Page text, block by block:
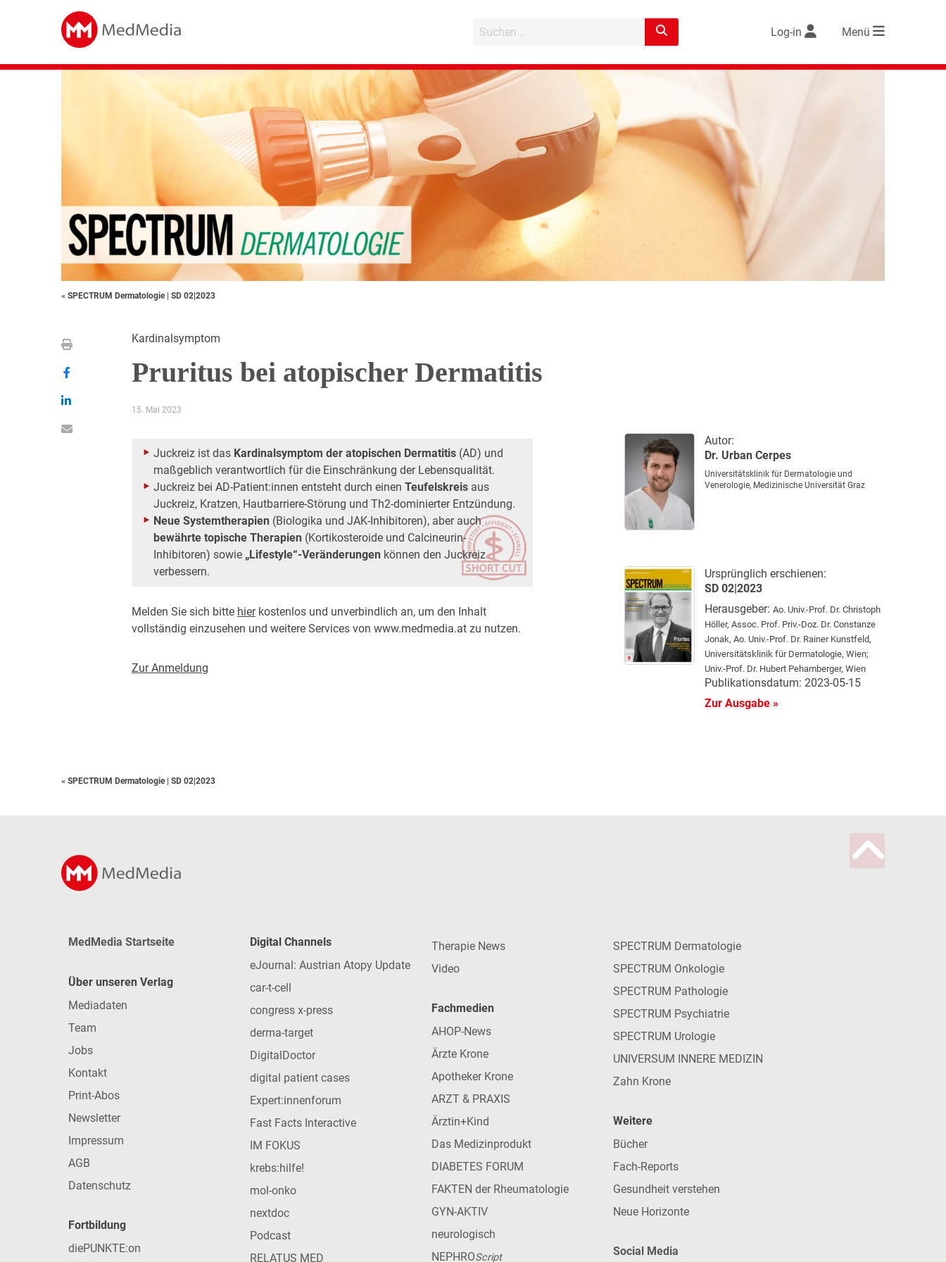
Log-in Menü
« SPECTRUM Dermatologie | SD 02|2023
Kardinalsymptom
Pruritus bei atopischer Dermatitis
15. Mai 2023
Juckreiz ist das Kardinalsymptom der atopischen Dermatitis(AD) und
maßgeblich verantwortlich für die Einschränkung der Lebensqualität.
Juckreiz bei AD-Patient:innen entsteht durch einen Teufelskreisaus
Juckreiz, Kratzen, Hautbarriere-Störung und Th2-dominierter Entzündung.
Neue Systemtherapien (Biologika und JAK-Inhibitoren), aber auch
bewährte topische Therapien (Kortikosteroide und Calcineurin-
Inhibitoren) sowie „Lifestyle“-Veränderungen können den Juckreiz
verbessern.
Melden Sie sich bitte hierkostenlos und unverbindlich an, um den Inhalt
vollständig einzusehen und weitere Services von www.medmedia.at zu nutzen.
Zur Anmeldung
Autor:
Dr. Urban Cerpes
Universitätsklinik für Dermatologie und
Venerologie, Medizinische Universität Graz
Ursprünglich erschienen:
SD 02|2023
Herausgeber: Ao. Univ.-Prof. Dr. Christoph
Höller, Assoc. Prof. Priv.-Doz. Dr. Constanze
Jonak, Ao. Univ.-Prof. Dr. Rainer Kunstfeld,
Universitätsklinik für Dermatologie, Wien;
Univ.-Prof. Dr. Hubert Pehamberger, Wien
Publikationsdatum: 2023-05-15
Zur Ausgabe »
« SPECTRUM Dermatologie | SD 02|2023
MedMedia Startseite
Über unseren Verlag
Mediadaten
Team
Jobs
Kontakt
Print-Abos
Newsletter
Impressum
AGB
Datenschutz
Fortbildung
diePUNKTE:on
Digital Channels
eJournal: Austrian Atopy Update
car-t-cell
congress x-press
derma-target
DigitalDoctor
digital patient cases
Expert:innenforum
Fast Facts Interactive
IM FOKUS
krebs:hilfe!
mol-onko
nextdoc
Podcast
RELATUS MED
Therapie News
Video
Fachmedien
AHOP-News
Ärzte Krone
Apotheker Krone
ARZT & PRAXIS
Ärztin+Kind
Das Medizinprodukt
DIABETES FORUM
FAKTEN der Rheumatologie
GYN-AKTIV
neurologisch
NEPHROScript
SPECTRUM Dermatologie
SPECTRUM Onkologie
SPECTRUM Pathologie
SPECTRUM Psychiatrie
SPECTRUM Urologie
UNIVERSUM INNERE MEDIZIN
Zahn Krone
Weitere
Bücher
Fach-Reports
Gesundheit verstehen
Neue Horizonte
Social Media